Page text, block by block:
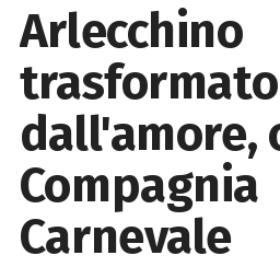
Arlecchino
trasformato
dall'amore,
Compagnia
Carnevale